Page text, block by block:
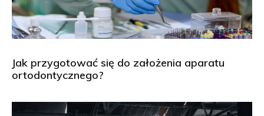
Jak przygotować się do założenia aparatu
ortodontycznego?